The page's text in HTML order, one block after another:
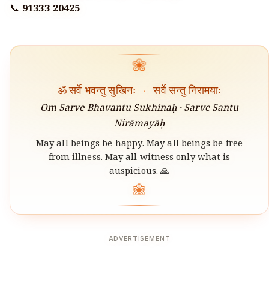
📞 91333 20425
❀
ॐ सर्वे भवन्तु सुखिनः · सर्वे सन्तु निरामयाः
Om Sarve Bhavantu Sukhinaḥ · Sarve Santu
Nirāmayāḥ
May all beings be happy. May all beings be free
from illness. May all witness only what is
auspicious. 🙏
❀
ADVERTISEMENT